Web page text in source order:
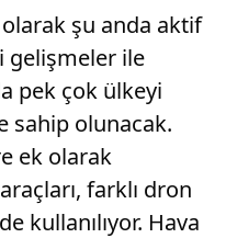
şu anda aktif
gelişmeler ile
pek çok ülkeyi
sahip olunacak.
ek olarak
farklı dron
kullanılıyor. Hava